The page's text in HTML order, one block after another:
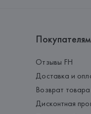
Покупателям
Отзывы FH
Доставка и
Возврат товара
Дисконтная